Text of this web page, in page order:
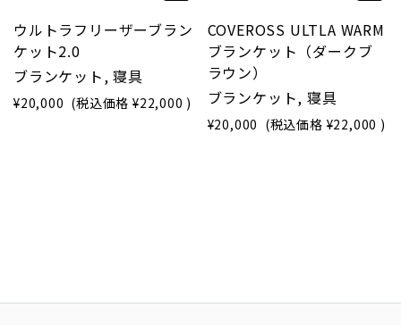
ウルトラフリーザーブラン
ケット2.0
ブランケット, 寝具
¥20,000 (税込価格 ¥22,000 )
COVEROSS ULTLA WARM
ブランケット（ダークブ
ラウン）
ブランケット, 寝具
¥20,000 (税込価格 ¥22,000 )